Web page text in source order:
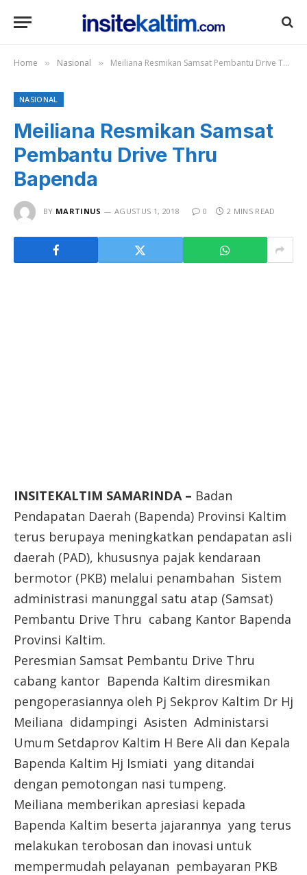
Home » Nasional » Meiliana Resmikan Samsat Pembantu Drive Thru Bapenda
NASIONAL
Meiliana Resmikan Samsat
Pembantu Drive Thru
Bapenda
BY MARTINUS AGUSTUS 1, 2018 0 2 MINS READ
INSITEKALTIM SAMARINDA – Badan
Pendapatan Daerah (Bapenda) Provinsi Kaltim
terus berupaya meningkatkan pendapatan asli
daerah (PAD), khususnya pajak kendaraan
bermotor (PKB) melalui penambahan Sistem
administrasi manunggal satu atap (Samsat)
Pembantu Drive Thru cabang Kantor Bapenda
Provinsi Kaltim.
Peresmian Samsat Pembantu Drive Thru
cabang kantor Bapenda Kaltim diresmikan
pengoperasiannya oleh Pj Sekprov Kaltim Dr Hj
Meiliana didampingi Asisten Administarsi
Umum Setdaprov Kaltim H Bere Ali dan Kepala
Bapenda Kaltim Hj Ismiati yang ditandai
dengan pemotongan nasi tumpeng.
Meiliana memberikan apresiasi kepada
Bapenda Kaltim beserta jajarannya yang terus
melakukan terobosan dan inovasi untuk
mempermudah pelayanan pembayaran PKB